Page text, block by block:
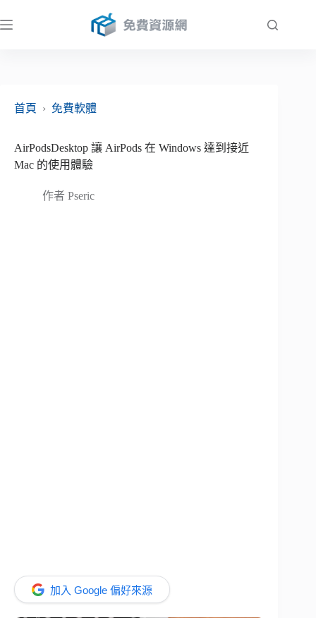
至
首頁
› 免費軟體
AirPodsDesktop 讓 AirPods 在 Windows 達到接近
Mac 的使用體驗
作者 Pseric
加入 Google 偏好來源